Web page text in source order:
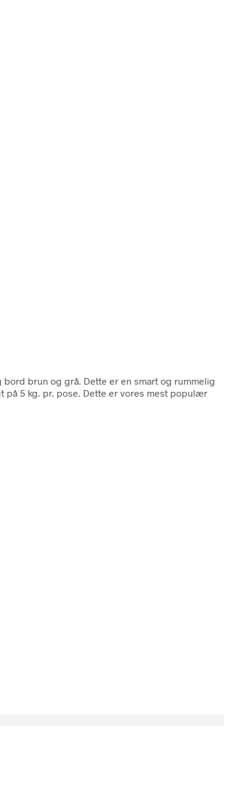
bord brun og grå. Dette er en smart og rummelig
på 5 kg. pr. pose. Dette er vores mest populær